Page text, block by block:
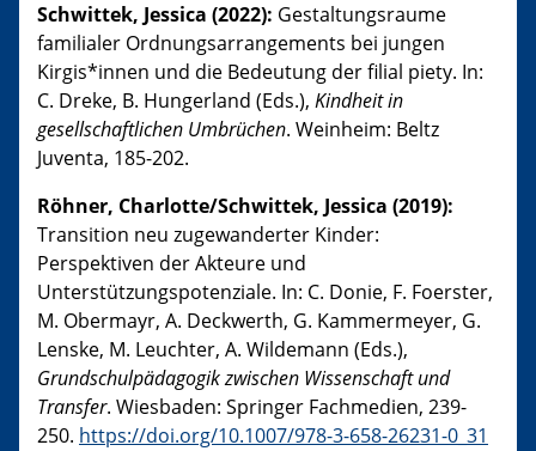
Schwittek, Jessica (2022): Gestaltungsraume
familialer Ordnungsarrangements bei jungen
Kirgis*innen und die Bedeutung der filial piety. In:
C. Dreke, B. Hungerland (Eds.), Kindheit in
gesellschaftlichen Umbrüchen. Weinheim: Beltz
Juventa, 185-202.
Röhner, Charlotte/Schwittek, Jessica (2019):
Transition neu zugewanderter Kinder:
Perspektiven der Akteure und
Unterstützungspotenziale. In: C. Donie, F. Foerster,
M. Obermayr, A. Deckwerth, G. Kammermeyer, G.
Lenske, M. Leuchter, A. Wildemann (Eds.),
Grundschulpädagogik zwischen Wissenschaft und
Transfer. Wiesbaden: Springer Fachmedien, 239-
250. https://doi.org/10.1007/978-3-658-26231-0_31